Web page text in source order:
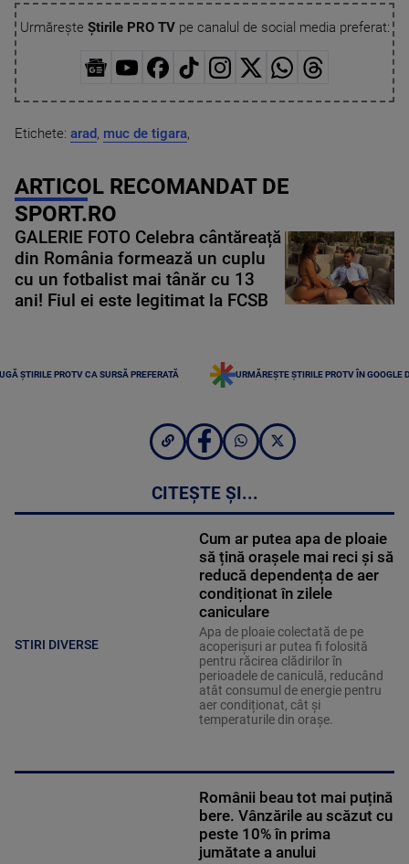
Urmărește Știrile PRO TVpe canalul de social media preferat:
Etichete: arad, muc de tigara,
ARTICOL RECOMANDAT DE
SPORT.RO
GALERIE FOTO Celebra cântăreață
din România formează un cuplu
cu un fotbalist mai tânăr cu 13
ani! Fiul ei este legitimat la FCSB
ȘTIRILE PROTV CA SURSĂ PREFERATĂ URMĂREȘTE ȘTIRILE PROTV ÎN GOOGLE
CITEȘTE ȘI...
STIRI DIVERSE
Cum ar putea apa de ploaie
să țină orașele mai reci și să
reducă dependența de aer
condiționat în zilele
caniculare
Apa de ploaie colectată de pe
acoperișuri ar putea fi folosită
pentru răcirea clădirilor în
perioadele de caniculă, reducând
atât consumul de energie pentru
aer condiționat, cât și
temperaturile din orașe.
Românii beau tot mai puțină
bere. Vânzările au scăzut cu
peste 10% în prima
jumătate a anului